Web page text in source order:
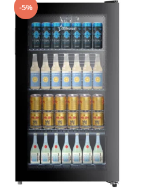
-5%